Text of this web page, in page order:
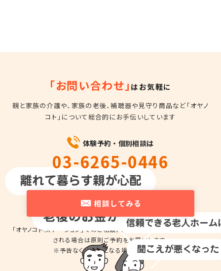
「お問い合わせ」 はお気軽に
親と家族の介護や、家族の老後、補聴器や見守り商品など「オヤノ
コト」について総合的にお手伝いしています
体験予約・個別相談は
03-6265-0446
平日10時～18時
相談してみる
「オヤノコト.ステーション」でのご相談、商品のお試しのため来店を希望
される場合は原則ご予約をお願いします。
※予告なくお休みとなる場合があります。